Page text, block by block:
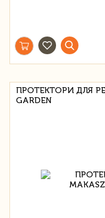
ПРОТЕКТОРИ ДЛЯ
GARDEN